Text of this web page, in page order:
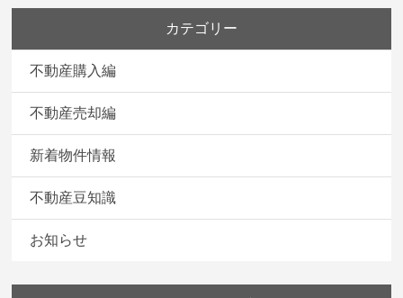
カテゴリー
不動産購入編
不動産売却編
新着物件情報
不動産豆知識
お知らせ